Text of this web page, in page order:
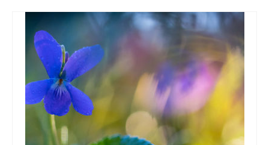
Blog
Milieux humides
Camargue
Karpfenloch
Montier en Der
Lac du Ternay